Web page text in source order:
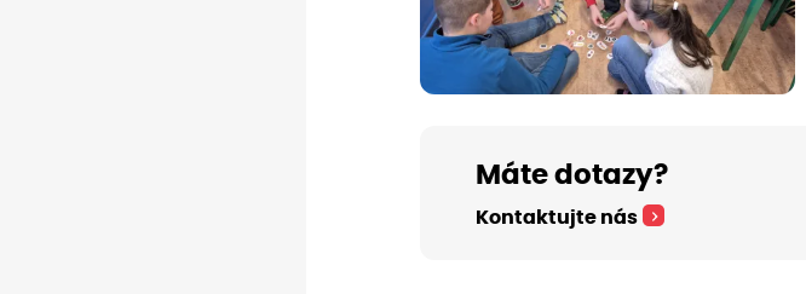
Máte dotazy?
Kontaktujte nás